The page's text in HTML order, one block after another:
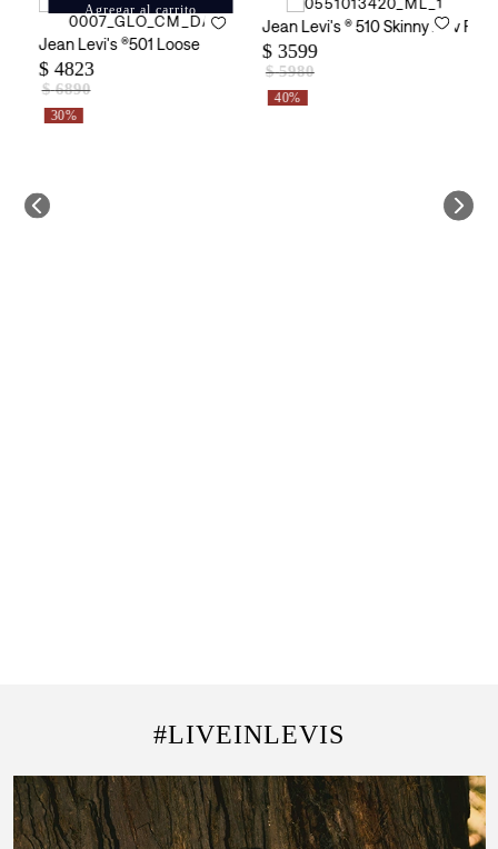
Fit para Hombre
Agregar al carrito
Jean Levi's ®501 Loose
$ 4823
$ 6890
30%
Agregar al carrito
Jean Levi's ® 510 Skinny Adv
$ 3599
$ 5980
40%
#LIVEINLEVIS